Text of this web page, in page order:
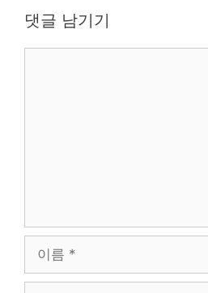
댓글 남기기